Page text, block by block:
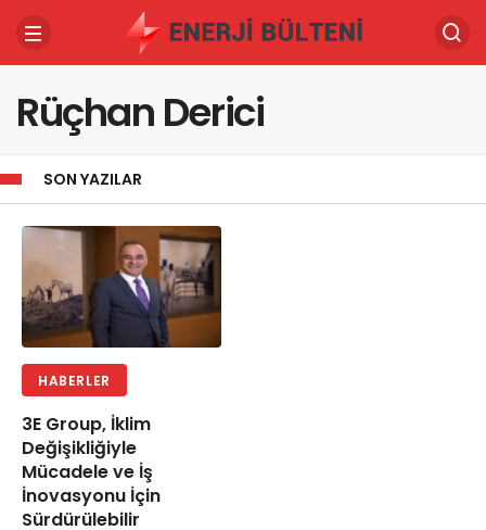
Rüçhan Derici
SON YAZILAR
HABERLER
3E Group, İklim
Değişikliğiyle
Mücadele ve İş
İnovasyonu İçin
Sürdürülebilir